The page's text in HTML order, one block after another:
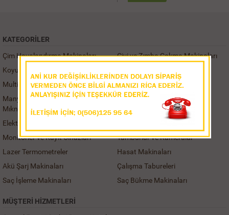
KATEGORILER
Çim Havalandırma Makinaları
Çivi ve Zımba Çakma Makinaları
Koyun Kırkma Makinası
Multimate Aparatları
Kaynak Ağzı Açma Makinası
Manyetik Kaldırma ve Taşıma
Mıknatısları
Karot Sehpaları
Elektrikli Somun Sıkmalar
Monitörler ve Kayıt Cihazları
Tamburlar ve Kameralar
Lazer Termometreler
Hasat Makinaları
Akü Şarj Makinaları
Çalışma Tabureleri
Saç İşleme Makinaları
Saç Bükme Makinaları
MÜŞTERI HIZMETLERI